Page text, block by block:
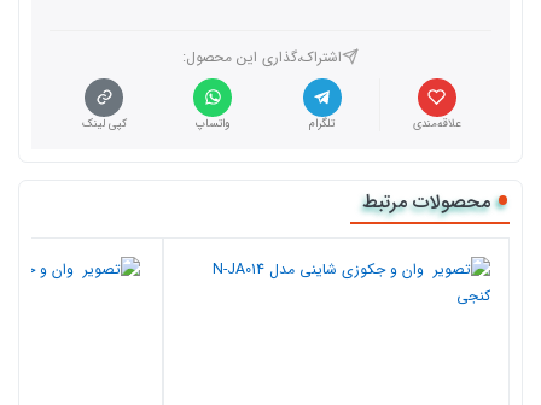
اشتراک،گذاری این محصول‌:
علاقه‌مندی تلگرام واتساپ کپی لینک
محصولات مرتبط